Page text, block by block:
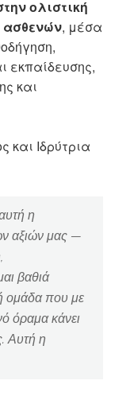
ολιστική
ασθενών, μέσα
εκπαίδευσης,
και
και Ιδρύτρια
η
αξιών μας —
βαθιά
ομάδα που με
όραμα κάνει
Αυτή η